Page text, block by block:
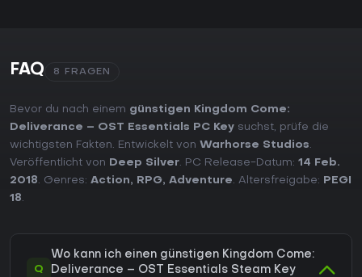
FAQ 8 FRAGEN
Bevor du nach einem günstigen Kingdom Come:
Deliverance – OST Essentials PC Key suchst, prüfe die
wichtigsten Fakten. Entwickelt von Warhorse Studios.
Veröffentlicht von
Deep Silver. PC Release-Datum: 14 Feb.
2018. Genres: Action, RPG, Adventure. Altersfreigabe:
PEGI
18.
Q
Wo kann ich einen günstigen Kingdom Come:
Deliverance – OST Essentials Steam Key